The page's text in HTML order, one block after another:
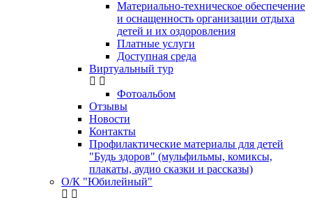
Материально-техническое обеспечение
и оснащенность организации отдыха
детей и их оздоровления
Платные услуги
Доступная среда
Виртуальный тур
Фотоальбом
Отзывы
Новости
Контакты
Профилактические материалы для детей
"Будь здоров" (мульфильмы, комиксы,
плакаты, аудио сказки и рассказы)
О/К "Юбилейный"